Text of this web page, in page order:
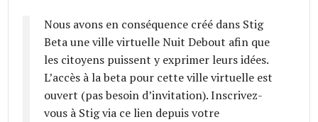
Nous avons en conséquence créé dans Stig
Beta une ville virtuelle Nuit Debout afin que
les citoyens puissent y exprimer leurs idées.
L’accès à la beta pour cette ville virtuelle est
ouvert (pas besoin d’invitation). Inscrivez-
vous à Stig via ce lien depuis votre